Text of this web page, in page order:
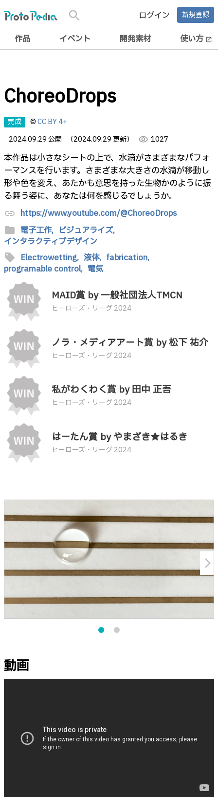
search ログイン 新規登録
作品 イベント 開発素材 使い方 open_in_new
ChoreoDrops
完成 ©CC BY 4+
2024.09.29 公開
（2024.09.29 更新） visibility 1027
本作品は小さなシートの上で、水滴がさまざまなパフォ
ーマンスを行います。さまざまな大きさの水滴が移動し
形や色を変え、あたかも意思を持った生物かのように振
る舞う姿に、あなたは何を感じるでしょうか。
link https://www.youtube.com/@ChoreoDrops
folder 電子工作, ビジュアライズ,
インタラクティブデザイン
sell Electrowetting, 液体, fabrication,
programable control, 電気
MAID賞 by 一般社団法人TMCN
ヒーローズ・リーグ 2024
ノラ・メディアアート賞 by 松下 祐介
ヒーローズ・リーグ 2024
私がわくわく賞 by 田中 正吾
ヒーローズ・リーグ 2024
はーたん賞 by やまざき★はるき
ヒーローズ・リーグ 2024
arrow_forward_ios
動画